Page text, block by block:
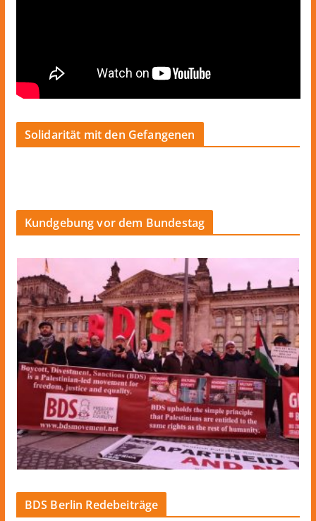
Solidarität mit den Gefangenen
Kundgebung vor dem Bundestag
BDS Berlin Redebeiträge